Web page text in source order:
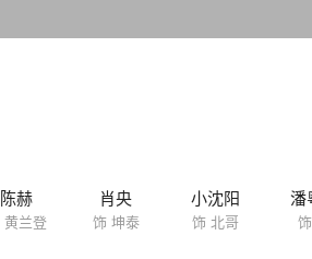
内，完成找到失落的黄金并查明真凶，为自己
陈赫
黄兰登
肖央
饰 坤泰
小沈阳
饰 北哥
潘